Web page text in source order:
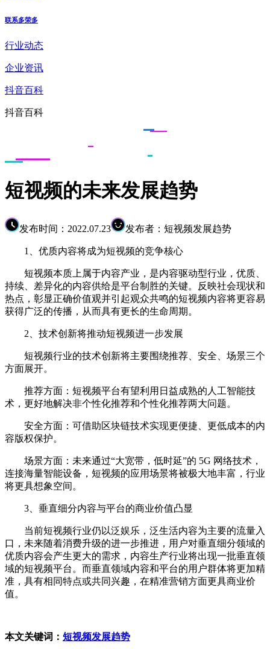
联系多荣多
行业动态
企业资讯
抖音百科
抖音百科
短视频的未来发展趋势
发布时间：2022.07.23 发布者：短视频发展趋势
1、优质内容将成为短视频的竞争核心
短视频本质上属于内容产业，是内容驱动型行业，优质、
持续、差异化的内容供给是平台制胜的关键。反映社会现状和
热点，彰显正确价值观并引起观众共鸣的短视频内容将更容易
获得广泛的传播，从而具有更长的生命周期。
2、技术创新将推动短视频进一步发展
短视频行业的技术创新将主要围绕推荐、安全、场景三个
方面展开。
推荐方面：短视频平台有望利用日益成熟的人工智能技
术，更好地解决非个性化推荐和个性化推荐两大问题。
安全方面：可借助区块链技术实现更便捷、更低成本的内
容版权保护。
场景方面：未来通过“大宽带，低时延”的 5G 网络技术，
连接海量智能设备，短视频的应用场景将被极大地丰富，行业
将更具想象空间。
3、垂直细分内容与平台的商业价值凸显
当前短视频行业仍以泛娱乐，泛生活内容为主要的流量入
口，未来随着消费升级的进一步推进，用户对垂直细分领域的
优质内容会产生更大的需求，内容生产行业将出现一批垂直领
域的短视频平台。而垂直领域内容和平台的用户群体将更加精
准，具有相同特点或共同兴趣，在精准营销方面更具商业价
值。
本文关键词： 短视频发展趋势